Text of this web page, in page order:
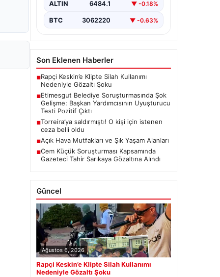
kapsamlı soruşturma, yeni ve çarpıcı
Başkan Yardımcısı…
ALTIN 6484.1 ▼ -0.18%
BTC 3062220 ▼ -0.63%
Son Eklenen Haberler
■Rapçi Keskin’e Klipte Silah Kullanımı
Nedeniyle Gözaltı Şoku
■Etimesgut Belediye Soruşturmasında Şok
Gelişme: Başkan Yardımcısının Uyuşturucu
Testi Pozitif Çıktı
■Torreira’ya saldırmıştı! O kişi için istenen
ceza belli oldu
■Açık Hava Mutfakları ve Şık Yaşam Alanları
■Cem Küçük Soruşturması Kapsamında
Gazeteci Tahir Sarıkaya Gözaltına Alındı
Güncel
Ağustos 6, 2026
Rapçi Keskin’e Klipte Silah Kullanımı
Nedeniyle Gözaltı Şoku